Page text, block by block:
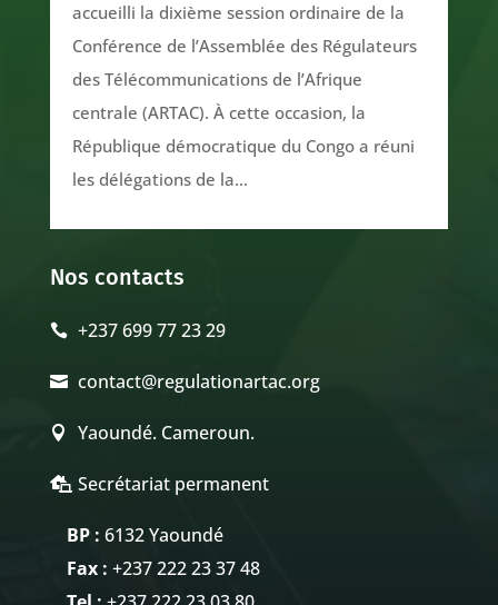
accueilli la dixième session ordinaire de la
Conférence de l’Assemblée des Régulateurs
des Télécommunications de l’Afrique
centrale (ARTAC). À cette occasion, la
République démocratique du Congo a réuni
les délégations de la...
Nos contacts
 +237 699 77 23 29
 contact@regulationartac.org
 Yaoundé. Cameroun.
 Secrétariat permanent
BP : 6132 Yaoundé
Fax : +237 222 23 37 48